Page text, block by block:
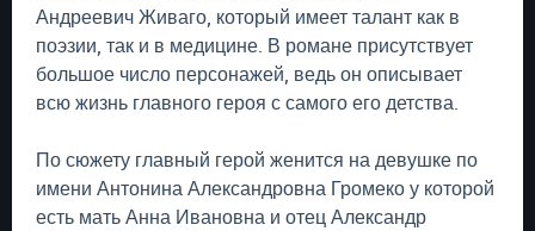
Андреевич Живаго, который имеет талант как в
поэзии, так и в медицине. В романе присутствует
большое число персонажей, ведь он описывает
всю жизнь главного героя с самого его детства.
По сюжету главный герой женится на девушке по
имени Антонина Александровна Громеко у которой
есть мать Анна Ивановна и отец Александр